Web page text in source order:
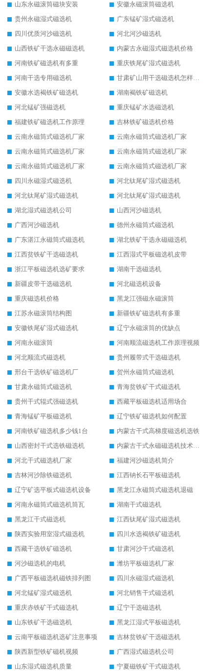
山东永磁滚筒磁块安装
安徽永磁滚筒磁选机
贵州永磁湿式磁选机
广东锰矿湿式磁选机
四川优质河沙磁选机
河北河沙磁选机
山西铁矿干选永磁磁选机
内蒙古永磁湿式磁选机价格
河南铁矿磁选机有多重
重庆铁尾矿湿式磁选机
河南干选专用磁选机
甘肃矿山用干选磁选机怎样调磁
安徽水选褐铁矿磁选机
湖南褐铁矿磁选机
河北锰矿强磁选机
重庆锰矿水选磁选机
福建铁矿磁选机工作原理
吉林铁矿磁选机价格
云南永磁筒式磁选机厂家
云南永磁筒式磁选机厂家
云南永磁筒式磁选机厂家
云南永磁筒式磁选机厂家
云南永磁筒式磁选机厂家
云南永磁筒式磁选机厂家
四川永磁湿式磁选机
河北钛尾矿湿式磁选机
河北钛尾矿湿式磁选机
河北钛尾矿湿式磁选机
湖北湿式磁选机公司
山西河沙磁选机
广西河沙磁选机
德州永磁筒式磁选机
广东湛江永磁筒式磁选机
湖北铁矿干选永磁磁选机
江西贫铁矿干选磁选机
江西湿式平板磁选机皮带
浙江平板磁选机选矿要求
湖南干选磁选机
新疆皮带干选磁选机
河北磁选机设备
重庆磁选机价格
黑龙江强磁永磁滚筒
江苏永磁滚筒结构图
新疆铁矿磁选机有多重
安徽铁尾矿湿式磁选机
辽宁永磁滚筒的优缺点
河南永磁滚筒
河南顺流磁选机工作原理视频
河北顺流式磁选机
贵州履带式干选磁选机
邢台干选铁矿磁选机厂
贺州永磁筒式磁选机
甘肃永磁筒式磁选机
青海贫铁矿干式磁选机
贵州干式辊式强磁选机
西藏平板磁选机适用场合
青海锰矿平板磁选机
辽宁铁矿磁选机如何配置
河南铁矿磁选机多少钱1台
内蒙古干式高梯度磁选机选铁
山西密封干式选铁磁选机
内蒙古干式永磁磁选机技术要求
河北干式磁选机厂家
福建河沙磁选机简介
吉林河沙除铁磁选机
江西钠长石平板磁选机
辽宁矿选平板式磁选机设备
黑龙江永磁筒式磁选机退磁
河南永磁筒式磁选机筒瓦
湖南干式磁选机
黑龙江干式磁选机
江西钛尾矿湿式磁选机
陕西实验用室湿式磁选机
四川水选褐铁矿磁选机
西藏干选铁矿磁选机
甘肃河沙干式磁选机
河沙磁选机的电机
潍坊平板磁选机厂家
广西平板磁选机磁铁排列图
四川永磁湿式磁选机
河北锰矿湿式磁选机
河北销售干式磁选机
重庆赤铁矿干式磁选机
辽宁干选磁选机
山东铁矿干选磁选机
黑龙江湿式平板磁选机
云南平板磁选机选矿注意事项
吉林贫铁矿干选磁选机
陕西新型铁矿磁机视频
广西湿式磁选机公司
山东湿式磁选机质量
宁夏磁铁矿干式磁选机